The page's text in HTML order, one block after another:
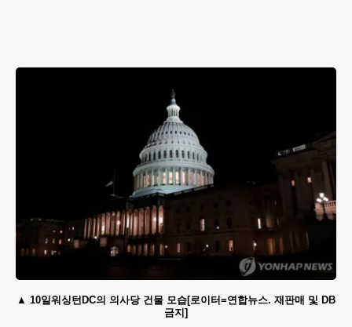
10일워싱턴DC의 의사당 건물 모습[로이터=연합뉴스. 재판매 및 DB
금지]